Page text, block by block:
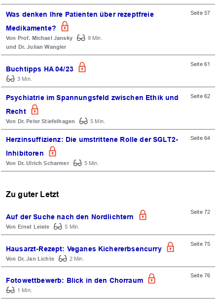
Was denken Ihre Patienten über rezeptfreie
Medikamente?
Seite 57
Prof. Michael Jansky
Dr. Julian Wangler
9 Min.
Buchtipps HA 04/23
Seite 61
3 Min.
Psychiatrie im Spannungsfeld zwischen Ethik und
Recht
Seite 62
Dr. Peter Stiefelhagen 5 Min.
Herzinsuffizienz: Die umstrittene Rolle der SGLT2-
Inhibitoren
Seite 64
Dr. Ulrich Scharmer 5 Min.
Zu guter Letzt
Auf der Suche nach den Nordlichtern
Seite 72
Ernst Leiste 5 Min.
Hausarzt-Rezept: Veganes Kichererbsencurry
Seite 75
Dr. Jan Lichte 2 Min.
Fotowettbewerb: Blick in den Chorraum
Seite 76
1 Min.